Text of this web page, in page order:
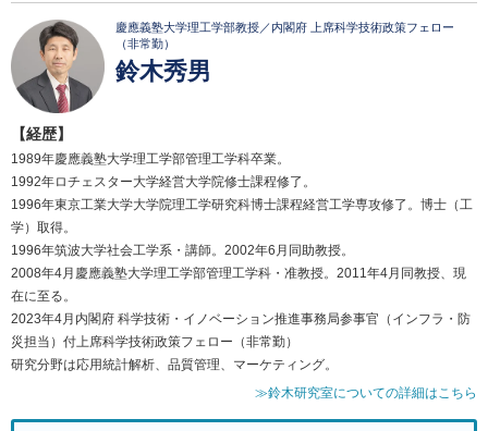
慶應義塾大学理工学部教授／内閣府 上席科学技術政策フェロー
（非常勤）
鈴木秀男
【経歴】
1989年慶應義塾大学理工学部管理工学科卒業。
1992年ロチェスター大学経営大学院修士課程修了。
1996年東京工業大学大学院理工学研究科博士課程経営工学専攻修了。博士（工
学）取得。
1996年筑波大学社会工学系・講師。2002年6月同助教授。
2008年4月慶應義塾大学理工学部管理工学科・准教授。2011年4月同教授、現
在に至る。
2023年4月内閣府 科学技術・イノベーション推進事務局参事官（インフラ・防
災担当）付上席科学技術政策フェロー（非常勤）
研究分野は応用統計解析、品質管理、マーケティング。
≫鈴木研究室についての詳細はこちら